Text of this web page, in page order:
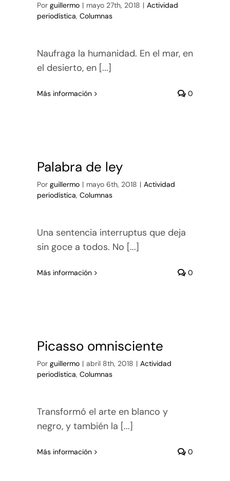
Por guillermo | mayo 27th, 2018 | Actividad
periodística, Columnas
Naufraga la humanidad. En el mar, en
el desierto, en [...]
Más información 0
Palabra de ley
Por guillermo | mayo 6th, 2018 | Actividad
periodística, Columnas
Una sentencia interruptus que deja
sin goce a todos. No [...]
Más información 0
Picasso omnisciente
Por guillermo | abril 8th, 2018 | Actividad
periodística, Columnas
Transformó el arte en blanco y
negro, y también la [...]
Más información 0